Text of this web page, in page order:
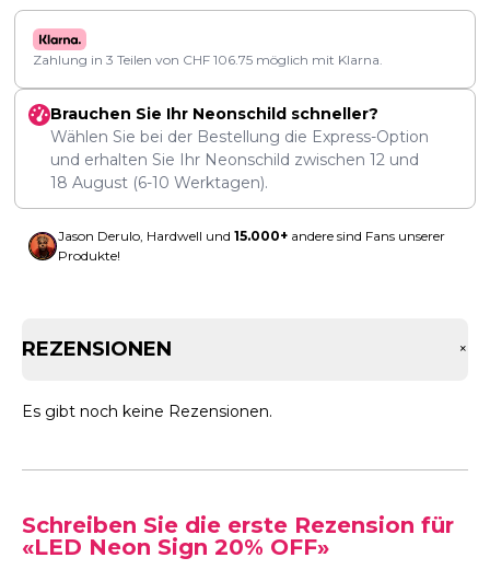
Zahlung in 3 Teilen von CHF 106.75 möglich mit Klarna.
Brauchen Sie Ihr Neonschild schneller?
Wählen Sie bei der Bestellung die Express-Option
und erhalten Sie Ihr Neonschild zwischen 12 und
18 August (6-10 Werktagen).
Jason Derulo, Hardwell und 15.000+ andere sind Fans unserer
Produkte!
REZENSIONEN +
Es gibt noch keine Rezensionen.
Schreiben Sie die erste Rezension für
«LED Neon Sign 20% OFF»